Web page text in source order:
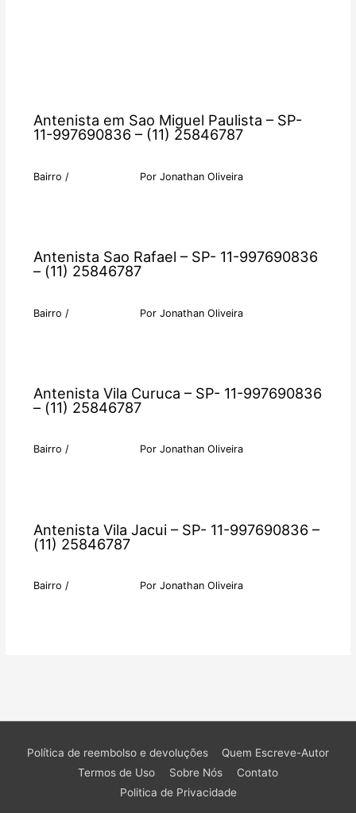
Antenista em Sao Miguel Paulista – SP-
11-997690836 – (11) 25846787
Bairro / Por Jonathan Oliveira
Antenista Sao Rafael – SP- 11-997690836
– (11) 25846787
Bairro / Por Jonathan Oliveira
Antenista Vila Curuca – SP- 11-997690836
– (11) 25846787
Bairro / Por Jonathan Oliveira
Antenista Vila Jacui – SP- 11-997690836 –
(11) 25846787
Bairro / Por Jonathan Oliveira
Política de reembolso e devoluções
Quem Escreve-Autor
Termos de Uso
Sobre Nós
Contato
Politica de Privacidade